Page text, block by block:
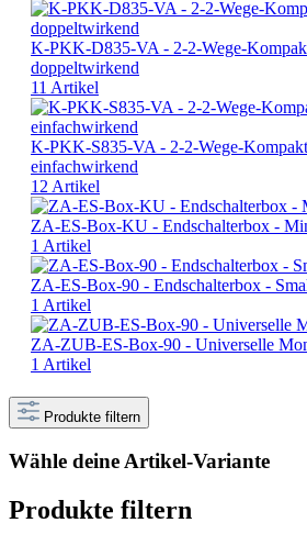
K-PKK-D835-VA - 2-2-Wege-
doppeltwirkend
11 Artikel
K-PKK-S835-VA - 2-2-Wege-
einfachwirkend
12 Artikel
ZA-ES-Box-KU - Endschalterbox -
1 Artikel
ZA-ES-Box-90 - Endschalterbox -
1 Artikel
ZA-ZUB-ES-Box-90 - Universelle
1 Artikel
Produkte filtern
Wähle deine Artikel-Variante
Produkte filtern